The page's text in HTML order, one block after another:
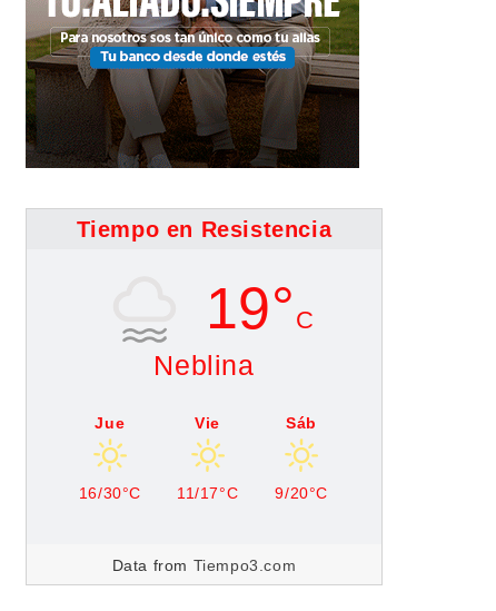
Tiempo en Resistencia
19° C
Neblina
Jue
16/30°C
Vie
11/17°C
Sáb
9/20°C
Data from Tiempo3.com